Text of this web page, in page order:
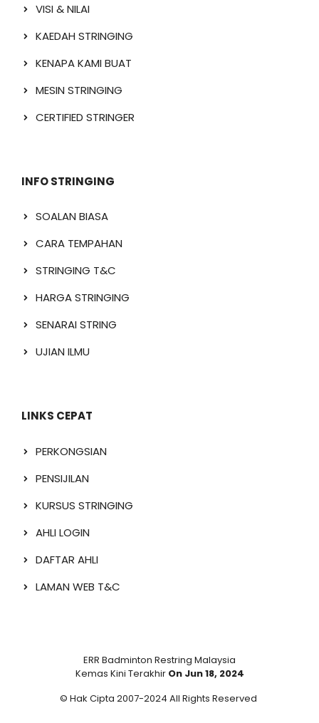
VISI & NILAI
KAEDAH STRINGING
KENAPA KAMI BUAT
MESIN STRINGING
CERTIFIED STRINGER
INFO STRINGING
SOALAN BIASA
CARA TEMPAHAN
STRINGING T&C
HARGA STRINGING
SENARAI STRING
UJIAN ILMU
LINKS CEPAT
PERKONGSIAN
PENSIJILAN
KURSUS STRINGING
AHLI LOGIN
DAFTAR AHLI
LAMAN WEB T&C
ERR Badminton Restring Malaysia
Kemas Kini Terakhir On Jun 18, 2024
© Hak Cipta 2007-2024 All Rights Reserved